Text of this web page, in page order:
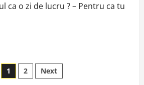
ca o zi de lucru ? – Pentru ca tu
Paginație
1 2 Next